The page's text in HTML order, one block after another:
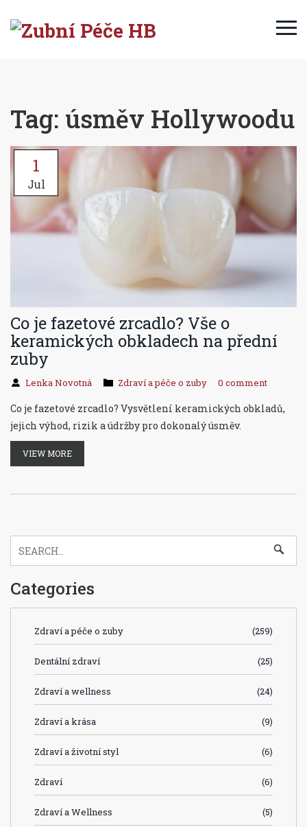
Tag: úsměv Hollywoodu
1
Jul
Co je fazetové zrcadlo? Vše o
keramických obkladech na přední
zuby
Lenka Novotná Zdraví a péče o zuby 0 comment
Co je fazetové zrcadlo? Vysvětlení keramických obkladů,
jejich výhod, rizik a údržby pro dokonalý úsměv.
VIEW MORE
Categories
Zdraví a péče o zuby (259)
Dentální zdraví (25)
Zdraví a wellness (24)
Zdraví a krása (9)
Zdraví a životní styl (6)
Zdraví (6)
Zdraví a Wellness (5)